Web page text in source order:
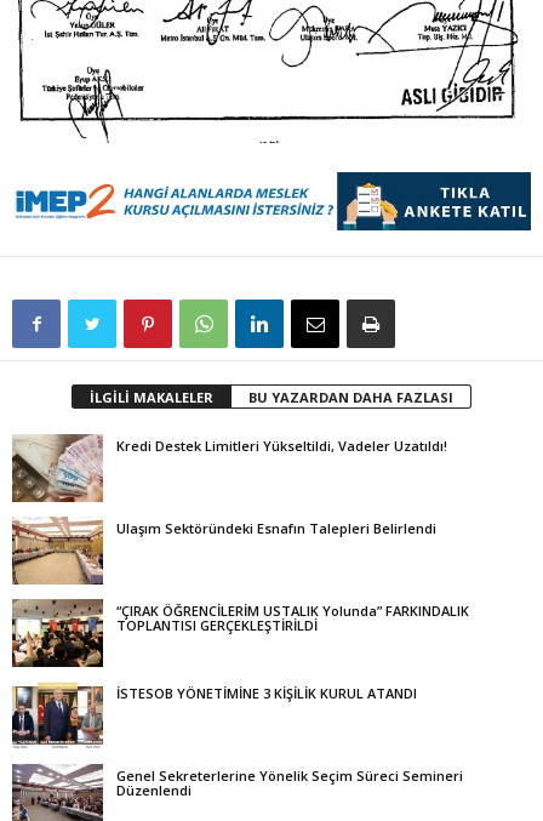
İLGİLİ MAKALELER BU YAZARDAN DAHA FAZLASI
Kredi Destek Limitleri Yükseltildi, Vadeler Uzatıldı!
Ulaşım Sektöründeki Esnafın Talepleri Belirlendi
“ÇIRAK ÖĞRENCİLERİM USTALIK Yolunda” FARKINDALIK
TOPLANTISI GERÇEKLEŞTİRİLDİ
İSTESOB YÖNETİMİNE 3 KİŞİLİK KURUL ATANDI
Genel Sekreterlerine Yönelik Seçim Süreci Semineri
Düzenlendi